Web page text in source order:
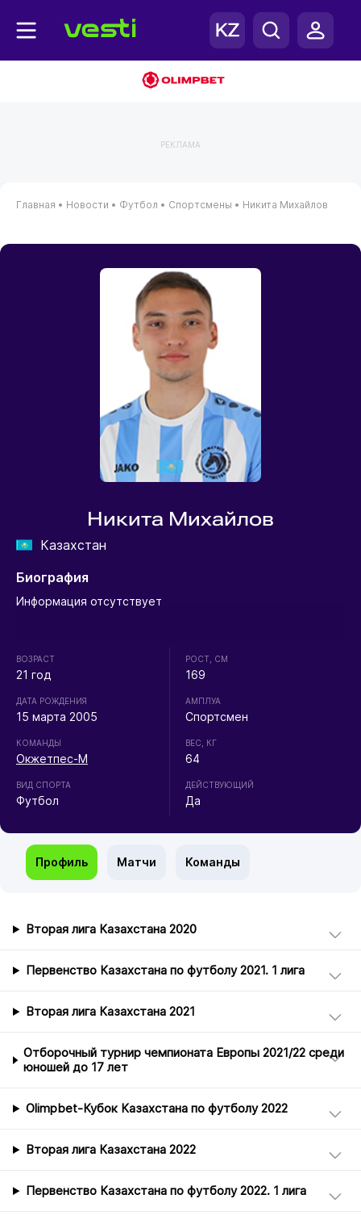
РЕКЛАМА
Главная • Новости • Футбол • Спортсмены • Никита Михайлов
Никита Михайлов
Казахстан
Биография
Информация отсутствует
ВОЗРАСТ
21 год
ДАТА РОЖДЕНИЯ
15 марта 2005
КОМАНДЫ
Окжетпес-М
ВИД СПОРТА
Футбол
РОСТ, СМ
169
АМПЛУА
Спортсмен
ВЕС, КГ
64
ДЕЙСТВУЮЩИЙ
Да
Профиль Матчи Команды
Вторая лига Казахстана 2020
Первенство Казахстана по футболу 2021. 1 лига
Вторая лига Казахстана 2021
Отборочный турнир чемпионата Европы 2021/22 среди
юношей до 17 лет
Olimpbet-Кубок Казахстана по футболу 2022
Вторая лига Казахстана 2022
Первенство Казахстана по футболу 2022. 1 лига